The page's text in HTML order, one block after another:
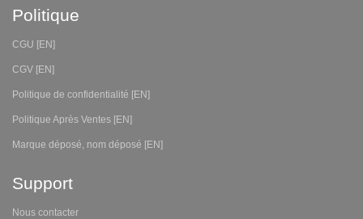
Politique
CGU [EN]
CGV [EN]
Politique de confidentialité [EN]
Politique Après Ventes [EN]
Marque déposé, nom déposé [EN]
Support
Nous contacter